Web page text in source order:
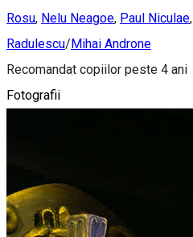
Rosu, Nelu Neagoe, Paul Niculae,
Radulescu/Mihai Androne
Recomandat copiilor peste 4 ani
Fotografii